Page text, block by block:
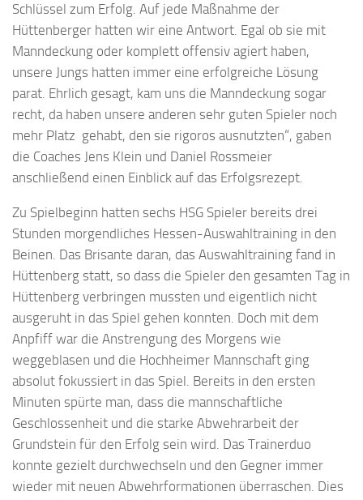
Schlüssel zum Erfolg. Auf jede Maßnahme der
Hüttenberger hatten wir eine Antwort. Egal ob sie mit
Manndeckung oder komplett offensiv agiert haben,
unsere Jungs hatten immer eine erfolgreiche Lösung
parat. Ehrlich gesagt, kam uns die Manndeckung sogar
recht, da haben unsere anderen sehr guten Spieler noch
mehr Platz gehabt, den sie rigoros ausnutzten“, gaben
die Coaches Jens Klein und Daniel Rossmeier
anschließend einen Einblick auf das Erfolgsrezept.
Zu Spielbeginn hatten sechs HSG Spieler bereits drei
Stunden morgendliches Hessen-Auswahltraining in den
Beinen. Das Brisante daran, das Auswahltraining fand in
Hüttenberg statt, so dass die Spieler den gesamten Tag in
Hüttenberg verbringen mussten und eigentlich nicht
ausgeruht in das Spiel gehen konnten. Doch mit dem
Anpfiff war die Anstrengung des Morgens wie
weggeblasen und die Hochheimer Mannschaft ging
absolut fokussiert in das Spiel. Bereits in den ersten
Minuten spürte man, dass die mannschaftliche
Geschlossenheit und die starke Abwehrarbeit der
Grundstein für den Erfolg sein wird. Das Trainerduo
konnte gezielt durchwechseln und den Gegner immer
wieder mit neuen Abwehrformationen überraschen. Dies